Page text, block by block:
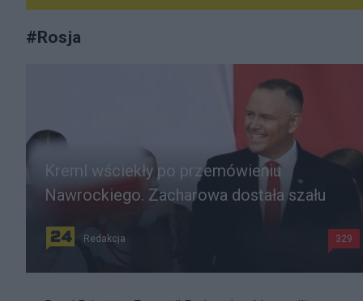
#Rosja
Kreml wściekły po przemówieniu
Nawrockiego. Zacharowa dostała szału
Redakcja 329